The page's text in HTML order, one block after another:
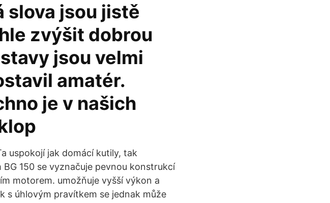
slova jsou jistě
zvýšit dobrou
jsou velmi
amatér.
je v našich
uspokojí jak domácí kutily, tak
150 se vyznačuje pevnou konstrukcí
motorem. umožňuje vyšší výkon a
s úhlovým pravítkem se jednak může